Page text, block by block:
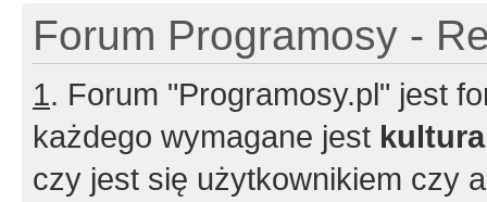
Forum Programosy -
1. Forum "Programosy.pl" jest
każdego wymagane jest
czy jest się użytkownikiem czy